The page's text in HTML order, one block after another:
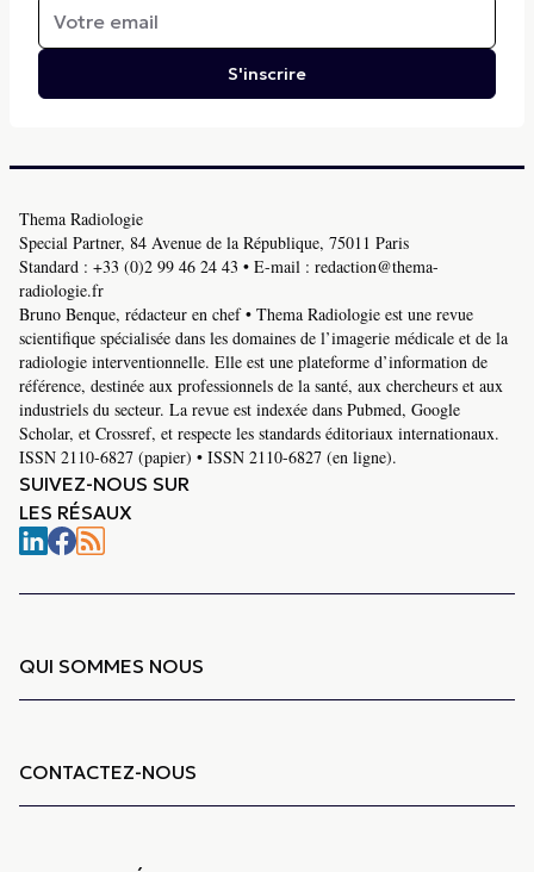
S'inscrire
Thema Radiologie
Special Partner, 84 Avenue de la République, 75011 Paris
Standard : +33 (0)2 99 46 24 43 • E-mail : redaction@thema-
radiologie.fr
Bruno Benque, rédacteur en chef • Thema Radiologie est une revue
scientifique spécialisée dans les domaines de l’imagerie médicale et de la
radiologie interventionnelle. Elle est une plateforme d’information de
référence, destinée aux professionnels de la santé, aux chercheurs et aux
industriels du secteur. La revue est indexée dans Pubmed, Google
Scholar, et Crossref, et respecte les standards éditoriaux internationaux.
ISSN 2110-6827 (papier) • ISSN 2110-6827 (en ligne).
SUIVEZ-NOUS SUR
LES RÉSAUX
QUI SOMMES NOUS
CONTACTEZ-NOUS